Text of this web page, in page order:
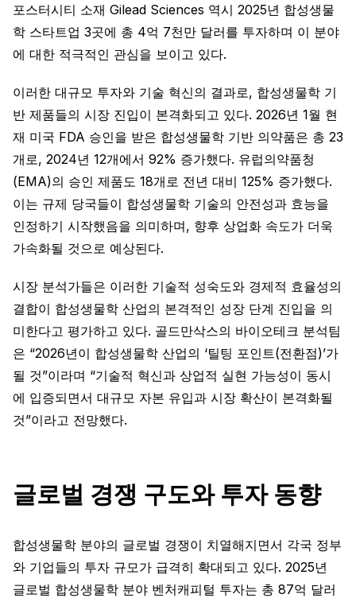
포스터시티 소재 Gilead Sciences 역시 2025년 합성생물
학 스타트업 3곳에 총 4억 7천만 달러를 투자하며 이 분야
에 대한 적극적인 관심을 보이고 있다.
이러한 대규모 투자와 기술 혁신의 결과로, 합성생물학 기
반 제품들의 시장 진입이 본격화되고 있다. 2026년 1월 현
재 미국 FDA 승인을 받은 합성생물학 기반 의약품은 총 23
개로, 2024년 12개에서 92% 증가했다. 유럽의약품청
(EMA)의 승인 제품도 18개로 전년 대비 125% 증가했다.
이는 규제 당국들이 합성생물학 기술의 안전성과 효능을
인정하기 시작했음을 의미하며, 향후 상업화 속도가 더욱
가속화될 것으로 예상된다.
시장 분석가들은 이러한 기술적 성숙도와 경제적 효율성의
결합이 합성생물학 산업의 본격적인 성장 단계 진입을 의
미한다고 평가하고 있다. 골드만삭스의 바이오테크 분석팀
은 “2026년이 합성생물학 산업의 ‘틸팅 포인트(전환점)’가
될 것”이라며 “기술적 혁신과 상업적 실현 가능성이 동시
에 입증되면서 대규모 자본 유입과 시장 확산이 본격화될
것”이라고 전망했다.
글로벌 경쟁 구도와 투자 동향
합성생물학 분야의 글로벌 경쟁이 치열해지면서 각국 정부
와 기업들의 투자 규모가 급격히 확대되고 있다. 2025년
글로벌 합성생물학 분야 벤처캐피털 투자는 총 87억 달러